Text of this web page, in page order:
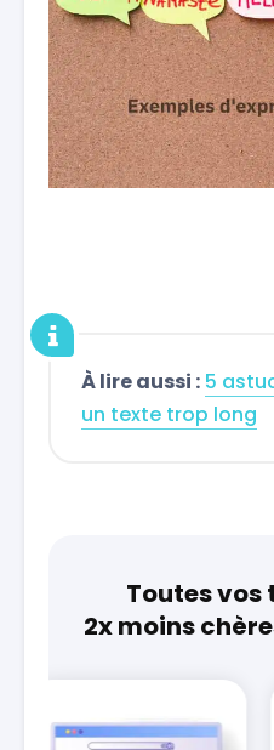
À lire aussi : 5
un texte trop long
Toutes
2x moins